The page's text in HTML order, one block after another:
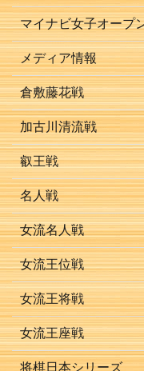
マイナビ女子オープ
メディア情報
倉敷藤花戦
加古川清流戦
叡王戦
名人戦
女流名人戦
女流王位戦
女流王将戦
女流王座戦
将棋日本シリーズ